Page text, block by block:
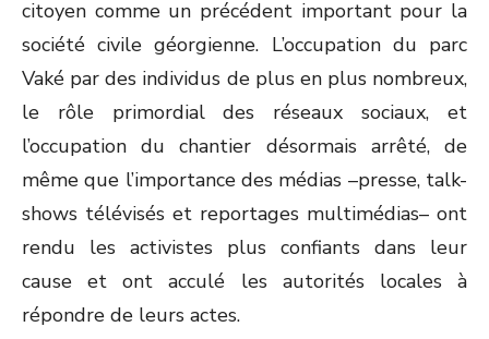
citoyen comme un précédent important pour la
société civile géorgienne. L’occupation du parc
Vaké par des individus de plus en plus nombreux,
le rôle primordial des réseaux sociaux, et
l’occupation du chantier désormais arrêté, de
même que l’importance des médias –presse, talk-
shows télévisés et reportages multimédias– ont
rendu les activistes plus confiants dans leur
cause et ont acculé les autorités locales à
répondre de leurs actes.